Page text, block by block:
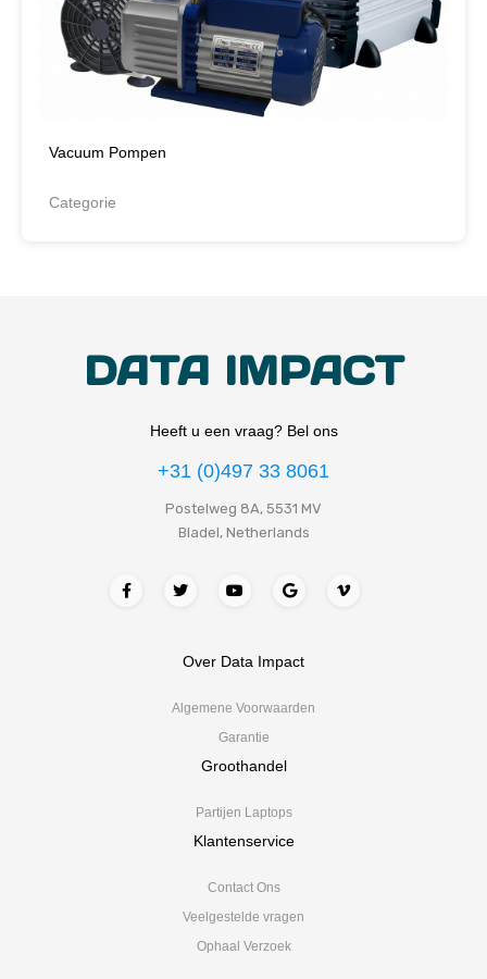
Vacuum Pompen
Categorie
DATA IMPACT
Heeft u een vraag? Bel ons
+31 (0)497 33 8061
Postelweg 8A, 5531 MV
Bladel, Netherlands
Over Data Impact
Algemene Voorwaarden
Garantie
Groothandel
Partijen Laptops
Klantenservice
Contact Ons
Veelgestelde vragen
Ophaal Verzoek